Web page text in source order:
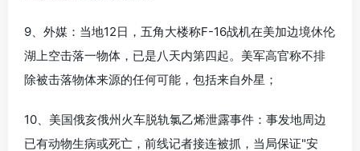
9、外媒：当地12日，五角大楼称F-16战机在美加边境休伦
湖上空击落一物体，已是八天内第四起。美军高官称不排
除被击落物体来源的任何可能，包括来自外星；
10、美国俄亥俄州火车脱轨氯乙烯泄露事件：事发地周边
已有动物生病或死亡，前线记者接连被抓，当局保证"安